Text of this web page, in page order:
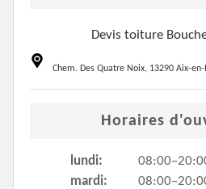
Devis toiture
Chem. Des Quatre Noix, 13290 Aix-en-
Horaires
lundi:
mardi: